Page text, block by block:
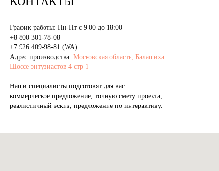
График работы: Пн-Пт с 9:00 до 18:00
+8 800 301-78-08
+7 926 409-98-81 (WA)
Адрес производства: Московская область, Балашиха
Шоссе энтузиастов 4 стр 1
Наши специалисты подготовят для вас:
коммерческое предложение, точную смету проекта,
реалистичный эскиз, предложение по интерактиву.